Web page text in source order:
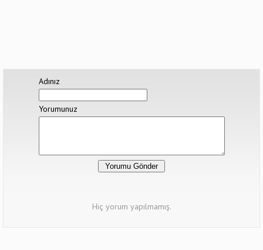
Adınız
Yorumunuz
Hiç yorum yapılmamış.